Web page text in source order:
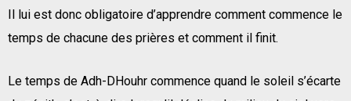
Il lui est donc obligatoire d’apprendre comment commence le
temps de chacune des prières et comment il finit.
Le temps de Adh-DHouhr commence quand le soleil s’écarte